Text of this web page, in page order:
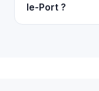
le-Port ?